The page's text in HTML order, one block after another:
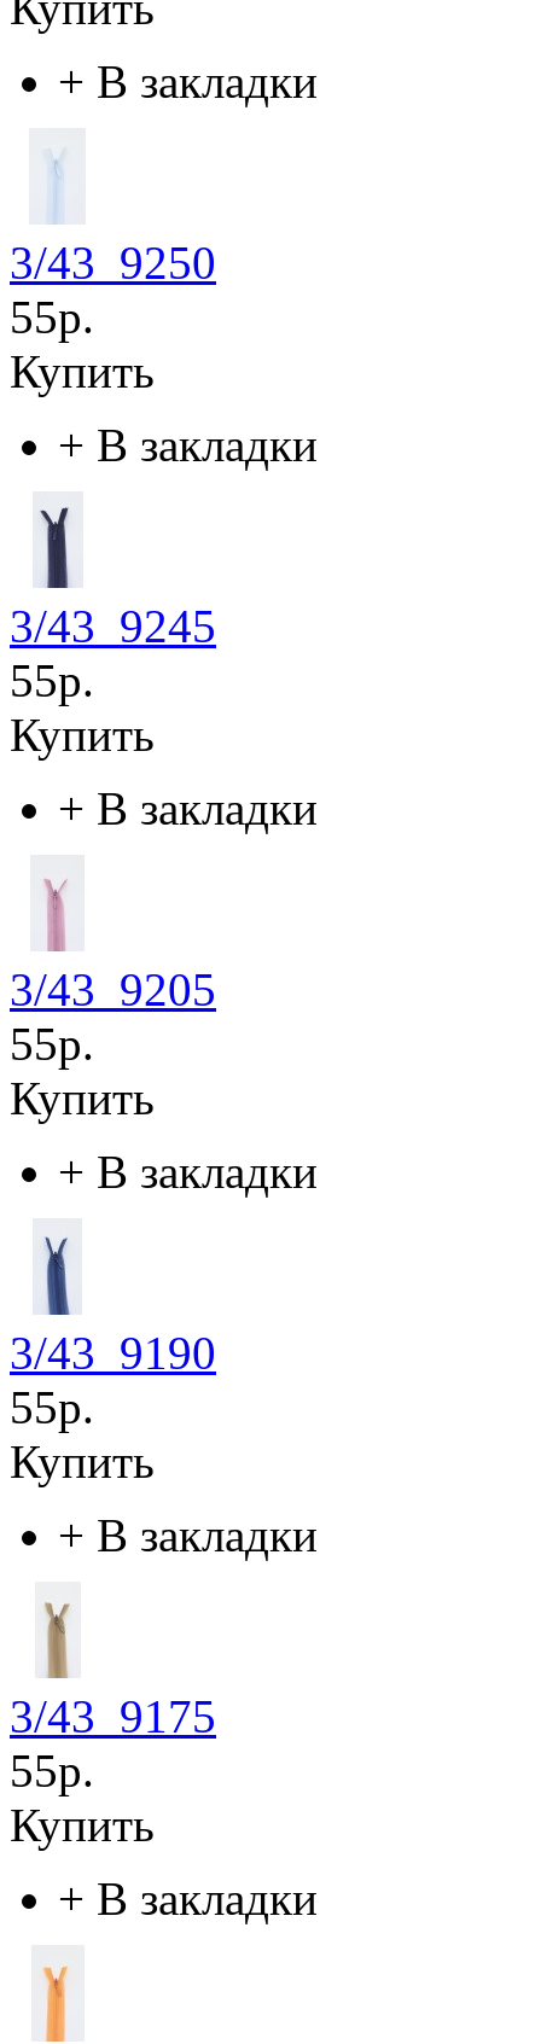
+ В закладки
3/43_9250
55р.
Купить
+ В закладки
3/43_9245
55р.
Купить
+ В закладки
3/43_9205
55р.
Купить
+ В закладки
3/43_9190
55р.
Купить
+ В закладки
3/43_9175
55р.
Купить
+ В закладки